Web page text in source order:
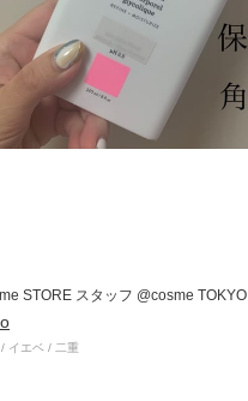
STORE スタッフ @cosme TOKYO
イエベ / 二重